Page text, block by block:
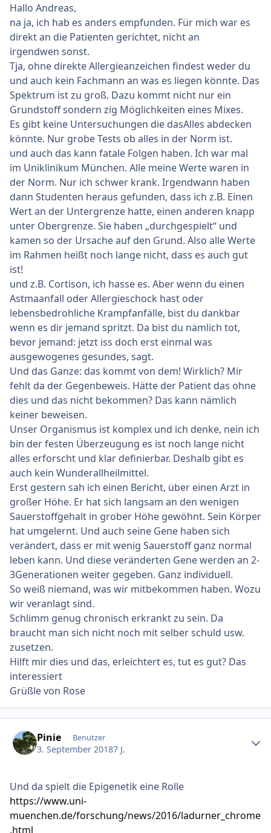
bei der Übergabe des fertigen briefs (sie wusste also,
dass das im Brief stand) und als ich verneinte, hat sie
ihn mir trotzdem schweigend übergeben, ohne den
Fehler zu erwähnen. Ob meine anderen Werte echt
sind, konnte nie geklärt werden. Das Statement des
Krankenhauses dazu: "Tja, da kann man jetzt auch
nichts mehr machen."
Kleiner Rat am Rande: Bitte liebe Leute, besucht
niemals das Josef Hospital in Bochum. Dieser Haufen
von gebrochen sprechenden "Ärzten" ist an
Inkompetenz ist nicht zu übertreffen. Sowas habe ich
noch nie erlebt. Über den Aufenthalt könnte ich ein
Buch schreiben... und es wäre eine Horror Story.
Aber ich schweife ab... hier sind meine Fragen an euch.
Es würde mir viel bedeuten, wenn mir endlich jemand
helfen könnte nach den vielen Enttäuschungen.
- Hat eine Ernährungsumstellung euch geholfen? Ich
habe gelesen, dass es helfen könnte, die Ärzte
meinten das Gegenteil (denen ich allerdings auch nicht
mehr vertraue).
- Konntet ihr Veränderungen der Nägel anders als mit
Fumadermbehandeln? Oder ist das der letzte
Ausweg?
- Kann ich Fumaderm eventuell wieder absetzen
nachdem alles abgeklungen ist und bei neu
auftretenden Schüben dann wieder versuchen, mit
Cremés ein komplettes Ausbrechen zu verhindern?
- Was sind die stärksten Cremés, die ihr kennt?
- Was sagt ihr zu "Dermatop" (eventuell
Äquvalenzpräparat zu Daivonex?) und "Silkis"? Die
(vermutlichen?) Austauschprodukte konnten mir ja
nicht helfen..
- Was hilft euch außerhalb der üblichen Medikamente
beim Kampf gegen die Psoriasis? Sport, Bewegung,
bestimmte Nahrungsmittel oder Beschäftigungen?
- Wie färbt ihr eure Haare mit Psoriasis?
- Wie wascht ihr eure Haare mit Psoriasis?
- Wie pflegt ihr die betroffenen Stellen generell
(außerhalb der direkten Behandlung)?
- Wie enthaart ihr eure Beine mit Psoriasis?
- Kennt ihr gute Hautärzte für Kassenpatienten in
Bochum und Umgebung?
Ich freue mich auf eure Antworten! Vielen Dank im
Voraus!
Eure Loury
Hallo Andreas,
na ja, ich hab es anders empfunden. Für mich war es
direkt an die Patienten gerichtet, nicht an
irgendwen sonst.
Tja, ohne direkte Allergieanzeichen findest weder du
und auch kein Fachmann an was es liegen könnte. Das
Spektrum ist zu groß. Dazu kommt nicht nur ein
Grundstoff sondern zig Möglichkeiten eines Mixes.
Es gibt keine Untersuchungen die dasAlles abdecken
könnte. Nur grobe Tests ob alles in der Norm ist.
und auch das kann fatale Folgen haben. Ich war mal
im Uniklinikum München. Alle meine Werte waren in
der Norm. Nur ich schwer krank. Irgendwann haben
dann Studenten heraus gefunden, dass ich z.B. Einen
Wert an der Untergrenze hatte, einen anderen knapp
unter Obergrenze. Sie haben „durchgespielt“ und
kamen so der Ursache auf den Grund. Also alle Werte
im Rahmen heißt noch lange nicht, dass es auch gut
ist!
und z.B. Cortison, ich hasse es. Aber wenn du einen
Astmaanfall oder Allergieschock hast oder
lebensbedrohliche Krampfanfälle, bist du dankbar
wenn es dir jemand spritzt. Da bist du nämlich tot,
bevor jemand: jetzt iss doch erst einmal was
ausgewogenes gesundes, sagt.
Und das Ganze: das kommt von dem! Wirklich? Mir
fehlt da der Gegenbeweis. Hätte der Patient das ohne
dies und das nicht bekommen? Das kann nämlich
keiner beweisen.
Unser Organismus ist komplex und ich denke, nein ich
bin der festen Überzeugung es ist noch lange nicht
alles erforscht und klar definierbar. Deshalb gibt es
auch kein Wunderallheilmittel.
Erst gestern sah ich einen Bericht, über einen Arzt in
großer Höhe. Er hat sich langsam an den wenigen
Sauerstoffgehalt in grober Höhe gewöhnt. Sein Körper
hat umgelernt. Und auch seine Gene haben sich
verändert, dass er mit wenig Sauerstoff ganz normal
leben kann. Und diese veränderten Gene werden an 2-
3Generationen weiter gegeben. Ganz individuell.
So weiß niemand, was wir mitbekommen haben. Wozu
wir veranlagt sind.
Schlimm genug chronisch erkrankt zu sein. Da
braucht man sich nicht noch mit selber schuld usw.
zusetzen.
Hilft mir dies und das, erleichtert es, tut es gut? Das
interessiert
Grüßle von Rose
Pinie Benutzer
3. September 20187 J.
Und da spielt die Epigenetik eine Rolle
https://www.uni-
muenchen.de/forschung/news/2016/ladurner_chrome
.html